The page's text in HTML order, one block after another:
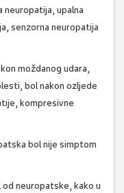
upalna
senzorna neuropatija
moždanog udara,
bol nakon ozljede
kompresivne
bol nije simptom
neuropatske, kako u